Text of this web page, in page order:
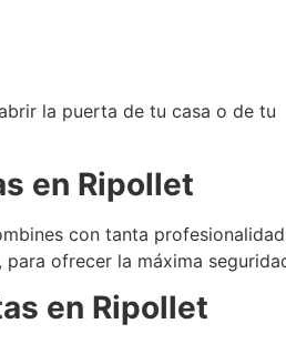
la puerta de tu casa o de tu
en Ripollet
con tanta
ofrecer la máxima
en Ripollet